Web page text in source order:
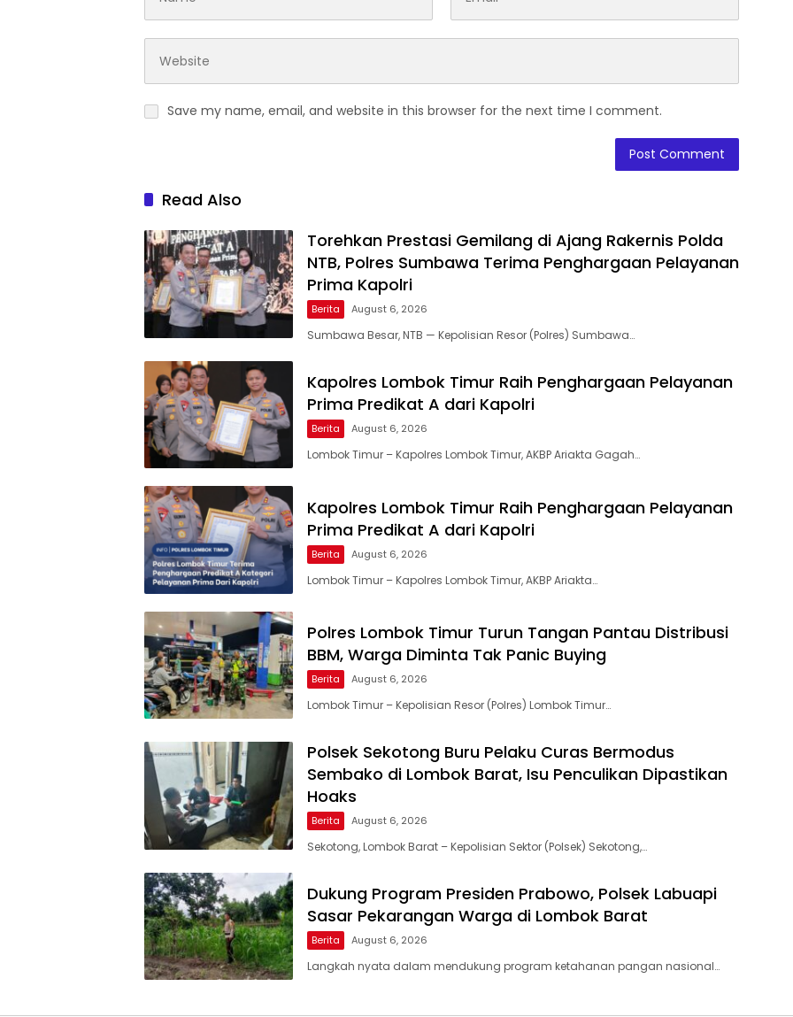
Save my name, email, and website in this browser for the next time I comment.
Read Also
Torehkan Prestasi Gemilang di Ajang Rakernis Polda
NTB, Polres Sumbawa Terima Penghargaan Pelayanan
Prima Kapolri
Berita August 6, 2026
Sumbawa Besar, NTB — Kepolisian Resor (Polres) Sumbawa…
Kapolres Lombok Timur Raih Penghargaan Pelayanan
Prima Predikat A dari Kapolri
Berita August 6, 2026
Lombok Timur – Kapolres Lombok Timur, AKBP Ariakta Gagah…
Kapolres Lombok Timur Raih Penghargaan Pelayanan
Prima Predikat A dari Kapolri
Berita August 6, 2026
Lombok Timur – Kapolres Lombok Timur, AKBP Ariakta…
Polres Lombok Timur Turun Tangan Pantau Distribusi
BBM, Warga Diminta Tak Panic Buying
Berita August 6, 2026
Lombok Timur – Kepolisian Resor (Polres) Lombok Timur…
Polsek Sekotong Buru Pelaku Curas Bermodus
Sembako di Lombok Barat, Isu Penculikan Dipastikan
Hoaks
Berita August 6, 2026
Sekotong, Lombok Barat – Kepolisian Sektor (Polsek) Sekotong,…
Dukung Program Presiden Prabowo, Polsek Labuapi
Sasar Pekarangan Warga di Lombok Barat
Berita August 6, 2026
Langkah nyata dalam mendukung program ketahanan pangan nasional…